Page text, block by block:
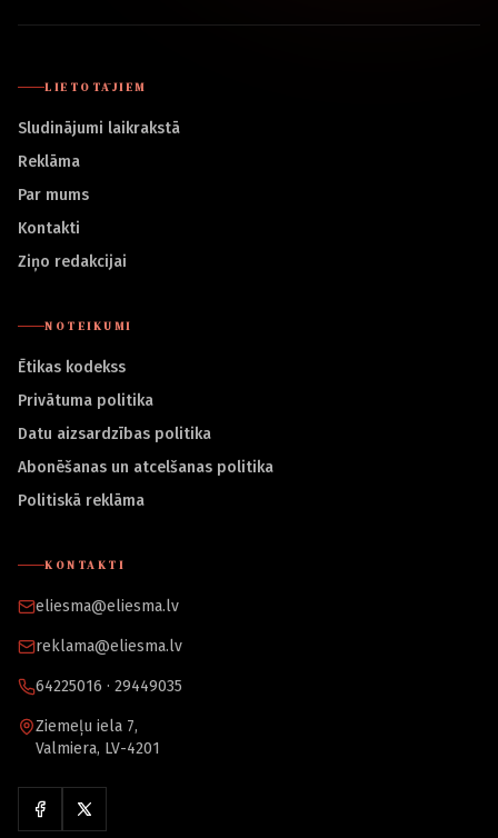
LIETOTĀJIEM
Sludinājumi laikrakstā
Reklāma
Par mums
Kontakti
Ziņo redakcijai
NOTEIKUMI
Ētikas kodekss
Privātuma politika
Datu aizsardzības politika
Abonēšanas un atcelšanas politika
Politiskā reklāma
KONTAKTI
eliesma@eliesma.lv
reklama@eliesma.lv
64225016 · 29449035
Ziemeļu iela 7,
Valmiera, LV-4201